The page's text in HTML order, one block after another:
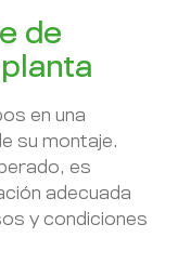
de
en una
su montaje.
es
adecuada
y condiciones